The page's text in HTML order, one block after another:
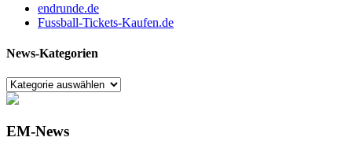
endrunde.de
Fussball-Tickets-Kaufen.de
News-Kategorien
EM-News